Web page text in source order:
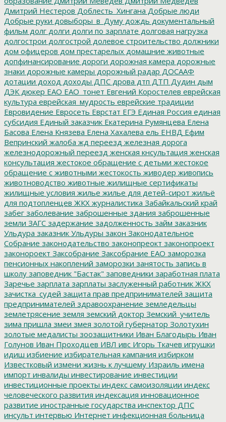
Дмитрий Нестеров Доблесть_Хингана Добрые люди
Добрые руки довыборы_в_Думу дождь документальный
фильм долг долги долги по зарплате долговая нагрузка
долгострои долгострой долевое строительство должники
дом офицеров дом престарелых домашние животные
допфинансирование дороги дорожная камера дорожные
знаки дорожные камеры дорожный радар ДОСААФ
дотации доход доходы ДПС дрова дтп ДТП Дудин дым
ДЭК дюкер ЕАО ЕАО_тонет Евгений Коростелев еврейская
культура еврейская_мудрость еврейские традиции
Евровидение Евросеть Еврстат ЕГЭ Единая Россия единая
субсидия Единый заказчик Екатерина Румянцева Елена
Басова Елена Князева Елена Хахалева ель ЕНВД Ефим
Вепринский жалоба жд переезд железная дорога
железнодорожный переезд женская кнсультация женская
консультация жестокое обращение с детьми жестокое
обращение с животными жестокость живодер живопись
животноводство животные жилищные сертификаты
жилищные условия жилье жилье для детей-сирот жильё
для подтопленцев ЖКХ журналистика Забайкальский край
забег заболевание заброшенные здания заброшенные
земли ЗАГС задержание задолженность займ заказник
Ульдура заказник Ульдуры закон Законодательное
Собрание законодательство законопреокт законопроект
законороект Заксобрание Заксобрание ЕАО заморозка
пенсионных накоплений заморозки занятость запись в
школу заповедник "Бастак" заповедники заработная плата
Заречье зарплата зарплаты заслуженный работник ЖКХ
зачистка_судей защита прав предпринимателей защита
предпринимателей здравоохранение земледельцы
землетрясение земля земский доктор Земский_учитель
зима пришла змеи змея золотой губернатор Золотухин
золотые медалисты зоозащитники Иван Благодырь Иван
Голунов Иван Проходцев ИВЛ ивс Игорь Ткачев игрушки
идиш избиение избирательная кампания избирком
Известковый измени жизнь к лучшему Израиль имена
импорт инвалиды инвестирование инвестиции
инвестиционные проекты индекс самоизоляции индекс
человеческого развития индексация инновационное
развитие иностранные государства инспектор ДПС
инсульт интервью Интернет инфекционная больница